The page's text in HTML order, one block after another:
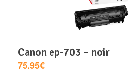
canon ep-703 – noir
75.95€